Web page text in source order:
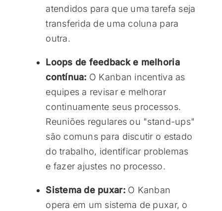
atendidos para que uma tarefa seja
transferida de uma coluna para
outra.
Loops de feedback e melhoria
contínua: O Kanban incentiva as
equipes a revisar e melhorar
continuamente seus processos.
Reuniões regulares ou "stand-ups"
são comuns para discutir o estado
do trabalho, identificar problemas
e fazer ajustes no processo.
Sistema de puxar: O Kanban
opera em um sistema de puxar, o